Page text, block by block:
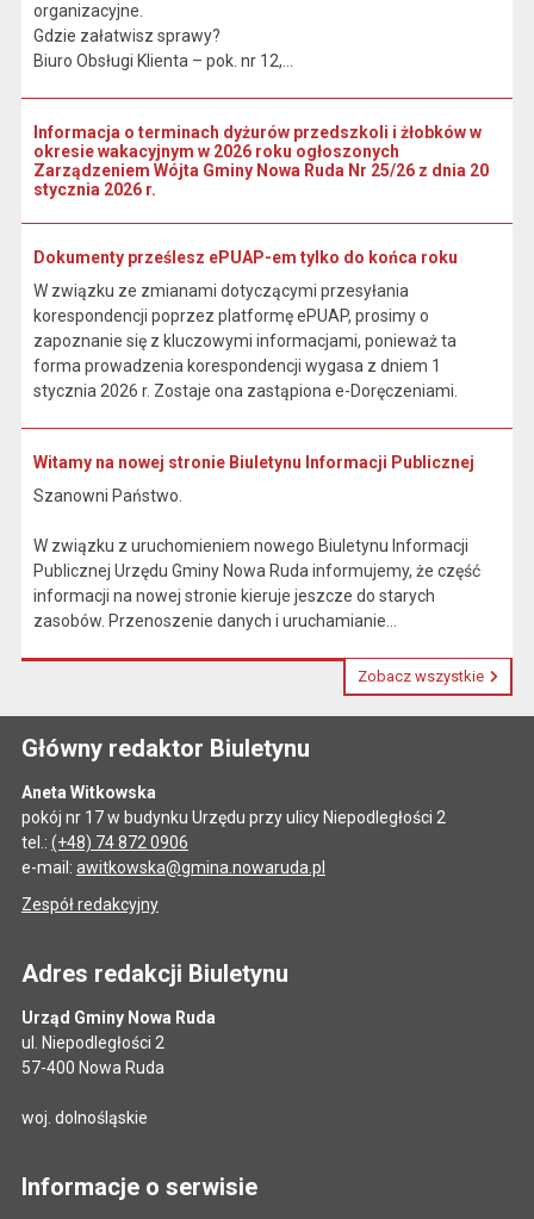
organizacyjne.
Gdzie załatwisz sprawy?
Biuro Obsługi Klienta – pok. nr 12,...
Informacja o terminach dyżurów przedszkoli i żłobków w
okresie wakacyjnym w 2026 roku ogłoszonych
Zarządzeniem Wójta Gminy Nowa Ruda Nr 25/26 z dnia 20
stycznia 2026 r.
Dokumenty prześlesz ePUAP-em tylko do końca roku
W związku ze zmianami dotyczącymi przesyłania
korespondencji poprzez platformę ePUAP, prosimy o
zapoznanie się z kluczowymi informacjami, ponieważ ta
forma prowadzenia korespondencji wygasa z dniem 1
stycznia 2026 r. Zostaje ona zastąpiona e-Doręczeniami.
Witamy na nowej stronie Biuletynu Informacji Publicznej
Szanowni Państwo.
W związku z uruchomieniem nowego Biuletynu Informacji
Publicznej Urzędu Gminy Nowa Ruda informujemy, że część
informacji na nowej stronie kieruje jeszcze do starych
zasobów. Przenoszenie danych i uruchamianie...
Zobacz wszystkie
Główny redaktor Biuletynu
Aneta Witkowska
pokój nr 17 w budynku Urzędu przy ulicy Niepodległości 2
tel.: (+48) 74 872 0906
e-mail: awitkowska@gmina.nowaruda.pl
Zespół redakcyjny
Adres redakcji Biuletynu
Urząd Gminy Nowa Ruda
ul. Niepodległości 2
57-400 Nowa Ruda
woj. dolnośląskie
Informacje o serwisie